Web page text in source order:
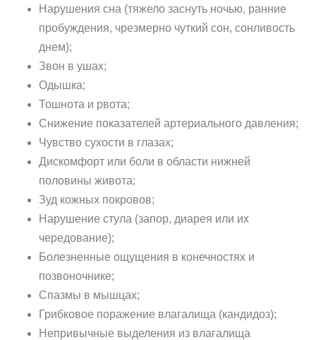
Нарушения сна (тяжело заснуть ночью, ранние
пробуждения, чрезмерно чуткий сон, сонливость
днем);
Звон в ушах;
Одышка;
Тошнота и рвота;
Снижение показателей артериального давления;
Чувство сухости в глазах;
Дискомфорт или боли в области нижней
половины живота;
Зуд кожных покровов;
Нарушение стула (запор, диарея или их
чередование);
Болезненные ощущения в конечностях и
позвоночнике;
Спазмы в мышцах;
Грибковое поражение влагалища (кандидоз);
Непривычные выделения из влагалища